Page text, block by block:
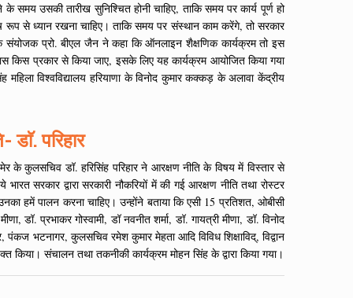
समय उसकी तारीख सुनिश्चित होनी चाहिए, ताकि समय पर कार्य पूर्ण हो
रूप से ध्यान रखना चाहिए। ताकि समय पर संस्थान काम करेंगे, तो सरकार
के संयोजक प्रो. बीएल जैन ने कहा कि ऑनलाइन शैक्षणिक कार्यक्रम तो इस
किस प्रकार से किया जाए, इसके लिए यह कार्यक्रम आयोजित किया गया
विश्वविद्यालय हरियाणा के विनोद कुमार कक्कड़ के अलावा केंद्रीय
परिहार
के कुलसचिव डॉ. हरिसिंह परिहार ने आरक्षण नीति के विषय में विस्तार से
सरकार द्वारा सरकारी नौकरियों में की गई आरक्षण नीति तथा रोस्टर
हमें पालन करना चाहिए। उन्होंने बताया कि एसी 15 प्रतिशत, ओबीसी
प्रभाकर गोस्वामी, डॉ नवनीत शर्मा, डॉ. गायत्री मीणा, डॉ. विनोद
भटनागर, कुलसचिव रमेश कुमार मेहता आदि विविध शिक्षाविद्, विद्वान
संचालन तथा तकनीकी कार्यक्रम मोहन सिंह के द्वारा किया गया।